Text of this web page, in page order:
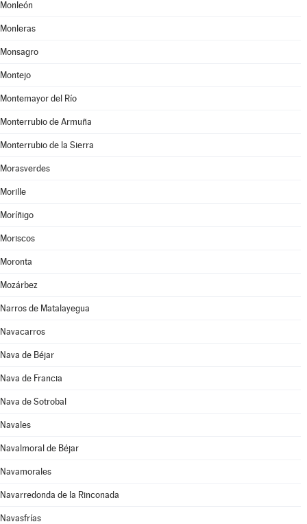
Monleón
Monleras
Monsagro
Montejo
Montemayor del Río
Monterrubio de Armuña
Monterrubio de la Sierra
Morasverdes
Morille
Moríñigo
Moriscos
Moronta
Mozárbez
Narros de Matalayegua
Navacarros
Nava de Béjar
Nava de Francia
Nava de Sotrobal
Navales
Navalmoral de Béjar
Navamorales
Navarredonda de la Rinconada
Navasfrías